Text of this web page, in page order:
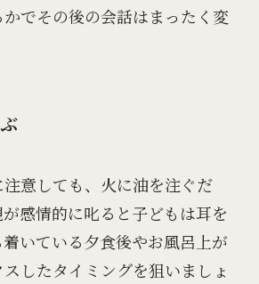
でその後の会話はまったく変
意しても、火に油を注ぐだ
感情的に叱ると子どもは耳を
いている夕食後やお風呂上が
したタイミングを狙いましょ